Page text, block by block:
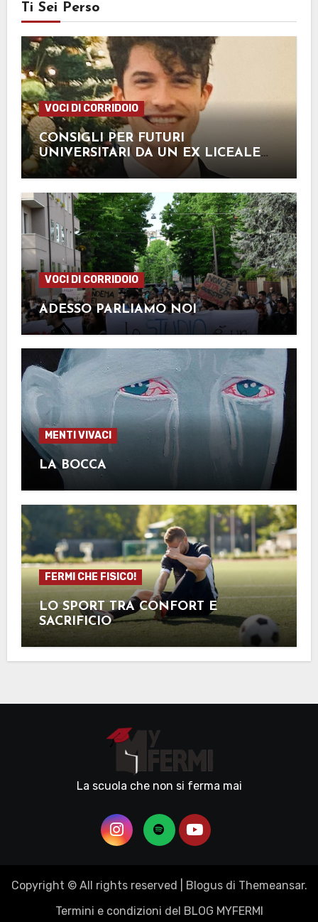
Ti Sei Perso
VOCI DI CORRIDOIO
CONSIGLI PER FUTURI
UNIVERSITARI DA UN EX LICEALE
DEL FERMI…
VOCI DI CORRIDOIO
ADESSO PARLIAMO NOI
MENTI VIVACI
LA BOCCA
FERMI CHE FISICO!
LO SPORT TRA CONFORT E
SACRIFICIO
La scuola che non si ferma mai
Copyright © All rights reserved Blogusdi Themeansar.
Termini e condizioni del BLOG MYFERMI